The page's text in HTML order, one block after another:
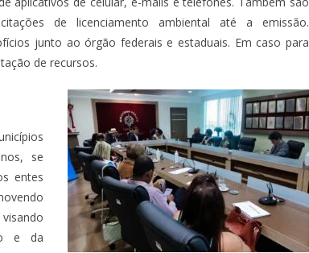
de licenciamento ambiental até a emissão.
junto ao órgão federais e estaduais. Em caso para
de recursos.
se
entes
e da